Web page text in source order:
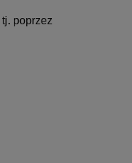
tj. poprzez